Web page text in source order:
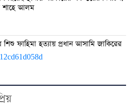
শাহে আলম
শিশু ফাহিমা হত্যায় প্রধান আসামি জাকিরের